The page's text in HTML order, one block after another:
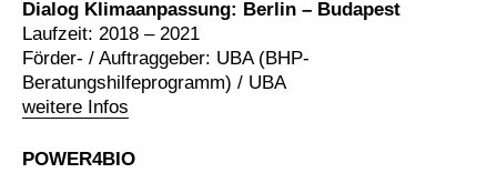
Dialog Klimaanpassung: Berlin – Budapest
weitere Infos
Laufzeit: 2018 – 2021
Förder- / Auftraggeber: UBA (BHP-
Beratungshilfeprogramm) / UBA
POWER4BIO